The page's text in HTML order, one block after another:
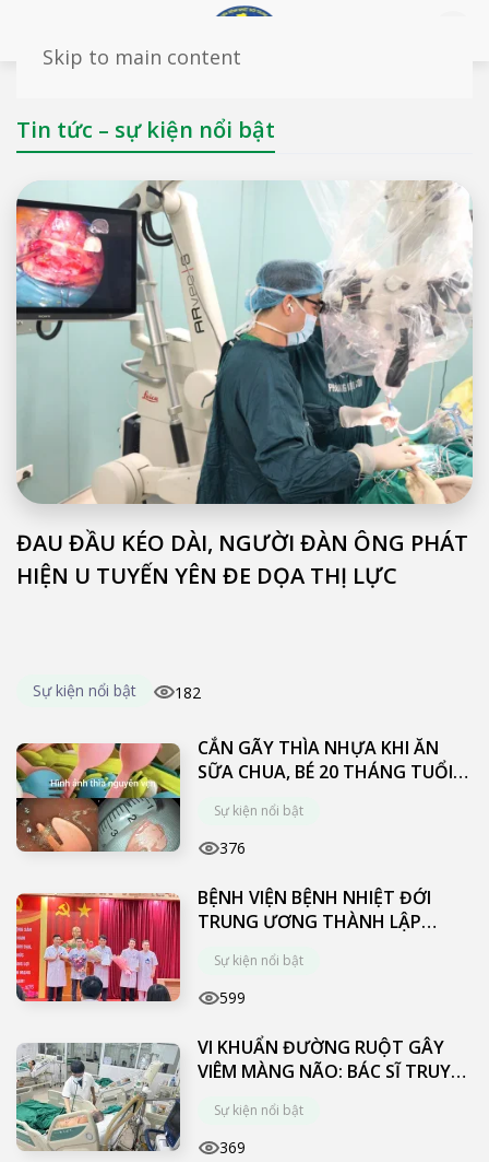
Skip to main content
Tin tức – sự kiện nổi bật
ĐAU ĐẦU KÉO DÀI, NGƯỜI ĐÀN ÔNG PHÁT
HIỆN U TUYẾN YÊN ĐE DỌA THỊ LỰC
Sự kiện nổi bật 182
CẮN GÃY THÌA NHỰA KHI ĂN
SỮA CHUA, BÉ 20 THÁNG TUỔI
Sự kiện nổi bật
376
BỆNH VIỆN BỆNH NHIỆT ĐỚI
TRUNG ƯƠNG THÀNH LẬP
CỘT SỐNG VÀ ĐIỀU TRỊ ĐAU
Sự kiện nổi bật
599
VI KHUẨN ĐƯỜNG RUỘT GÂY
VIÊM MÀNG NÃO: BÁC SĨ TRUY
BỆNH NGUY KỊCH
Sự kiện nổi bật
369